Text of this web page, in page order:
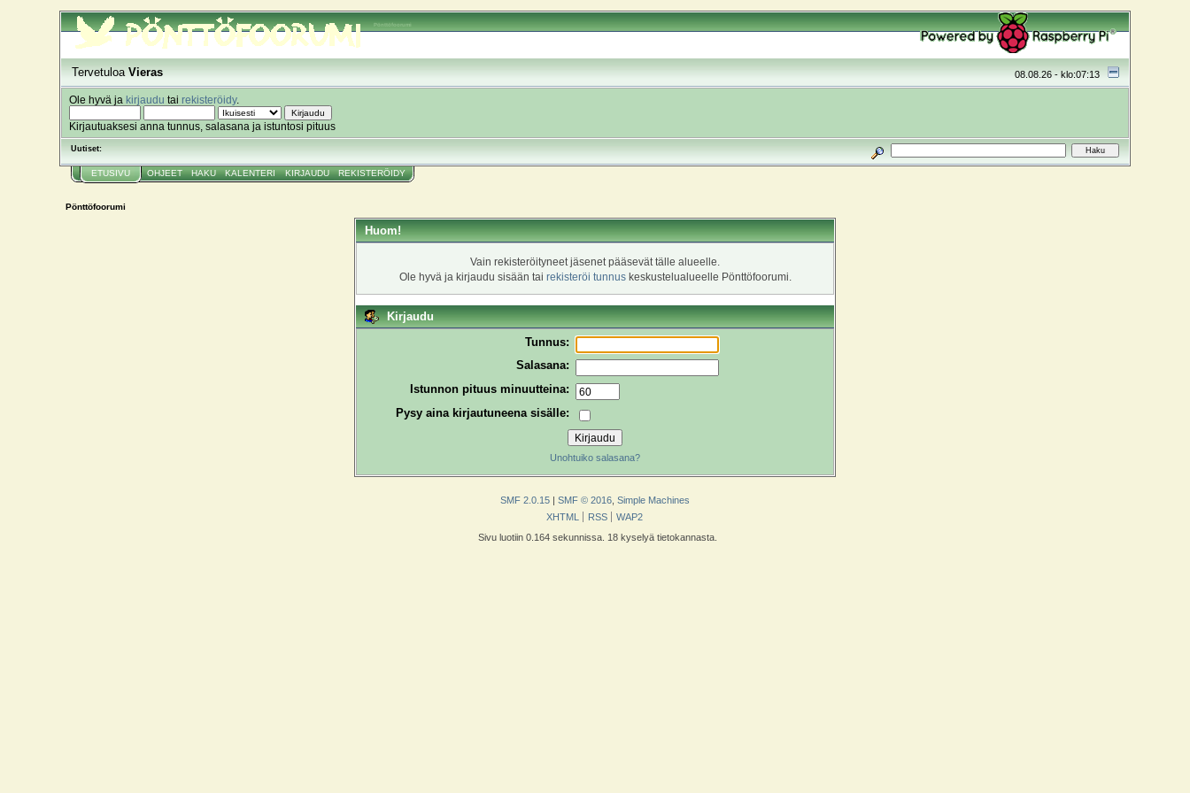
Pönttöfoorumi
08.08.26 - klo:07:13
TervetuloaVieras
Ole hyvä ja kirjaudu tai rekisteröidy.
Kirjautuaksesi anna tunnus, salasana ja istuntosi pituus
Uutiset:
ETUSIVU OHJEET HAKU KALENTERI KIRJAUDU REKISTERÖIDY
Pönttöfoorumi
Huom!
Vain rekisteröityneet jäsenet pääsevät tälle alueelle.
Ole hyvä ja kirjaudu sisään tai rekisteröi tunnuskeskustelualueelle Pönttöfoorumi.
Kirjaudu
Tunnus:
Salasana:
Istunnon pituus minuutteina:
Pysy aina kirjautuneena sisälle:
Unohtuiko salasana?
SMF 2.0.15 | SMF © 2016 Simple Machines
XHTML
RSS
WAP2
Sivu luotiin 0.164 sekunnissa. 18 kyselyä tietokannasta.